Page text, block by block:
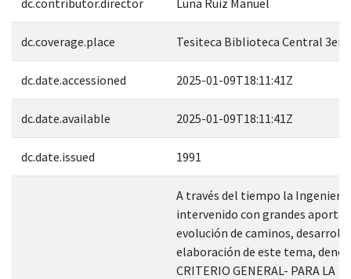
dc.coverage.place Tesiteca Biblioteca Central 3er.
dc.date.accessioned 2025-01-09T18:11:41Z
dc.date.available 2025-01-09T18:11:41Z
dc.date.issued 1991
A través del tiempo la
intervenido con grandes
evolución de caminos,
elaboración de este tema,
CRITERIO GENERAL- PARA LA